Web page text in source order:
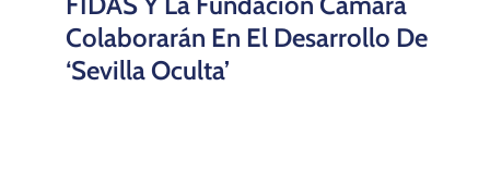
Colaborarán En El Desarrollo De
‘Sevilla Oculta’